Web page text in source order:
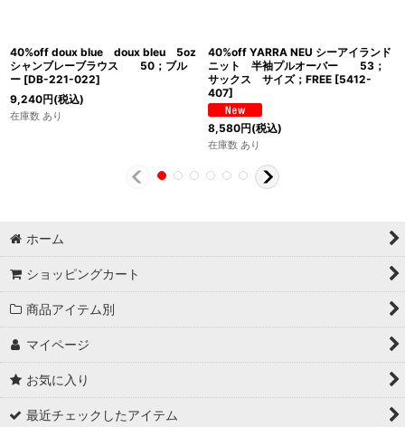
40%off doux blue doux bleu 5oz
シャンブレーブラウス 50；ブル
ー [DB-221-022]
9,240円(税込)
在庫数 あり
40%off YARRA NEU シーアイランド
ニット 半袖プルオーバー 53；
サックス サイズ；FREE [5412-
407]
8,580円(税込)
在庫数 あり
ホーム
ショッピングカート
商品アイテム別
マイページ
お気に入り
最近チェックしたアイテム